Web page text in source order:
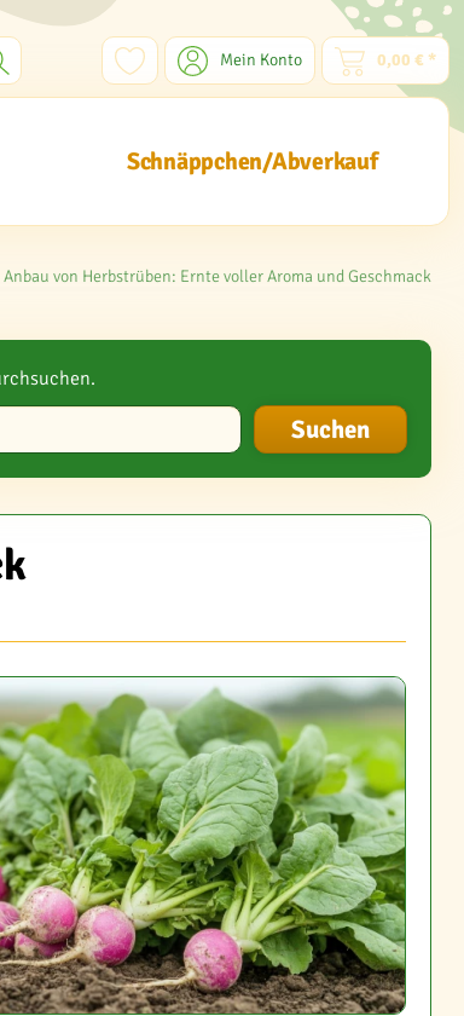
Mein Konto 0,00 € *
Schnäppchen/Abverkauf
Anbau von Herbstrüben: Ernte voller Aroma und Geschmack